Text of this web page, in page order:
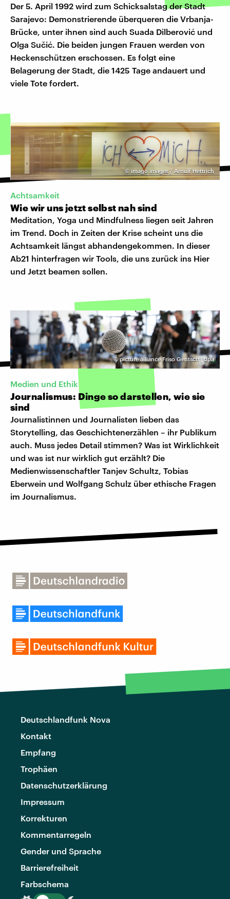
Der 5. April 1992 wird zum Schicksalstag der Stadt
Sarajevo: Demonstrierende überqueren die Vrbanja-
Brücke, unter ihnen sind auch Suada Dilberović und
Olga Sučić. Die beiden jungen Frauen werden von
Heckenschützen erschossen. Es folgt eine
Belagerung der Stadt, die 1425 Tage andauert und
viele Tote fordert.
© imago images / Arnulf Hettrich
Achtsamkeit
Wie wir uns jetzt selbst nah sind
Meditation, Yoga und Mindfulness liegen seit Jahren
im Trend. Doch in Zeiten der Krise scheint uns die
Achtsamkeit längst abhandengekommen. In dieser
Ab21 hinterfragen wir Tools, die uns zurück ins Hier
und Jetzt beamen sollen.
©picture alliance Friso Gentsch | dpa
Medien und Ethik
Journalismus: Dinge so darstellen, wie sie
sind
Journalistinnen und Journalisten lieben das
Storytelling, das Geschichtenerzählen – ihr Publikum
auch. Muss jedes Detail stimmen? Was ist Wirklichkeit
und was ist nur wirklich gut erzählt? Die
Medienwissenschaftler Tanjev Schultz, Tobias
Eberwein und Wolfgang Schulz über ethische Fragen
im Journalismus.
Deutschlandfunk Nova
Kontakt
Empfang
Trophäen
Datenschutzerklärung
Impressum
Korrekturen
Kommentarregeln
Gender und Sprache
Barrierefreiheit
Farbschema